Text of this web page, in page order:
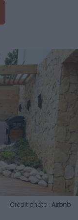
Crédit photo : Airbnb